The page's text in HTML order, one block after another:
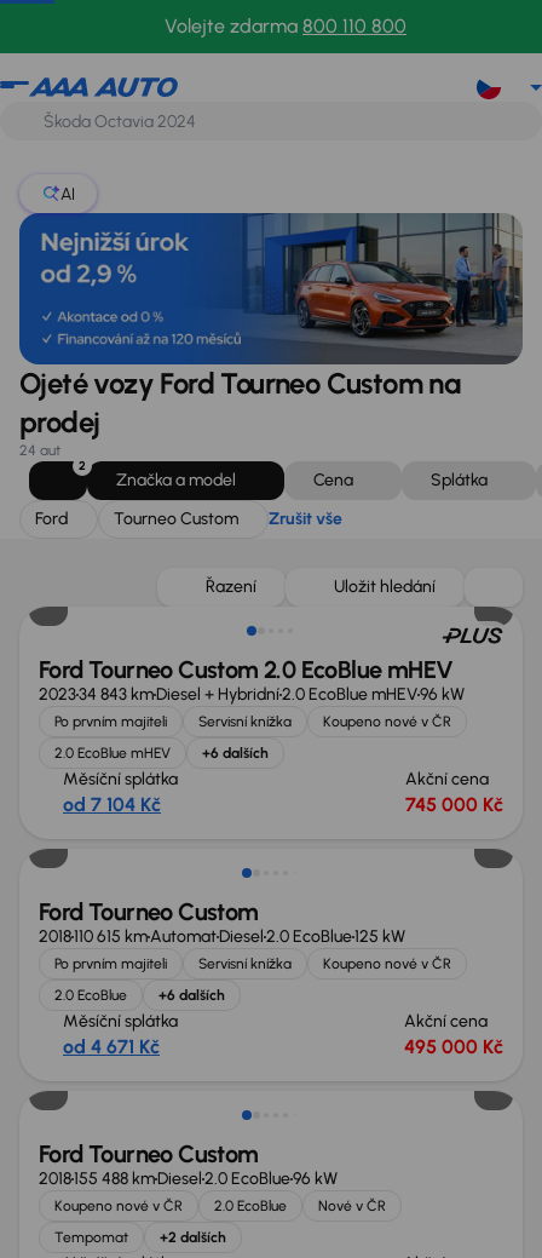
Volejte zdarma 800 110 800
Ford
AI
Ojeté vozy Ford Tourneo Custom na
prodej
24 aut
2
Značka a model Cena
Splátka
Ford
Tourneo Custom Zrušit vše
Řazení Uložit hledání
Zlevněno o 55 000 Kč
Ford Tourneo Custom 2.0 EcoBlue mHEV
202334 843 kmDiesel + Hybridní2.0 EcoBlue mHEV96 kW
Po prvním majiteli Servisní knížka
Koupeno nové v ČR
2.0 EcoBlue mHEV
+6 dalších
Měsíční splátka
od 7 104 Kč
Akční cena
745 000 Kč
Zlevněno o 15 000 Kč
Ford Tourneo Custom
2018110 615 kmAutomatDiesel2.0 EcoBlue125 kW
Po prvním majiteli Servisní knížka
Koupeno nové v ČR
2.0 EcoBlue
+6 dalších
Měsíční splátka
od 4 671 Kč
Akční cena
495 000 Kč
Zlevněno o 20 000 Kč
Ford Tourneo Custom
2018155 488 kmDiesel2.0 EcoBlue96 kW
Koupeno nové v ČR 2.0 EcoBlue
Nové v ČR
Tempomat
+2 dalších